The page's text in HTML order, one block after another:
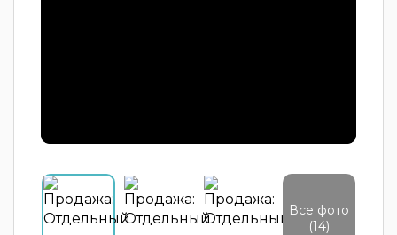
Все фото
(14)